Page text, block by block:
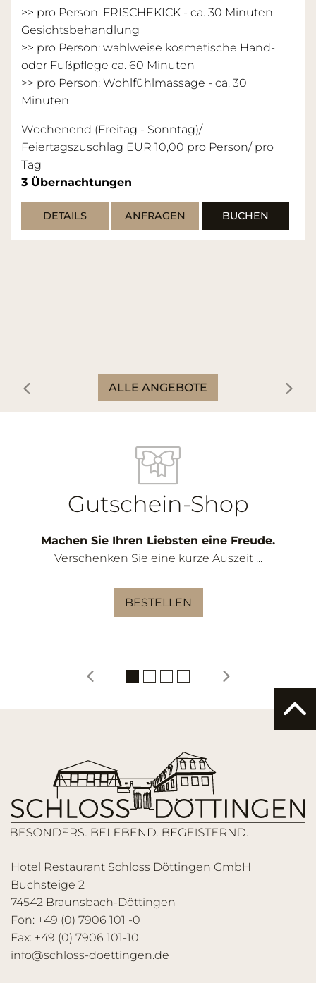
>> pro Person: FRISCHEKICK - ca. 30 Minuten
Gesichtsbehandlung
>> pro Person: wahlweise kosmetische Hand-
oder Fußpflege ca. 60 Minuten
>> pro Person: Wohlfühlmassage - ca. 30
Minuten
Wochenend (Freitag - Sonntag)/
Feiertagszuschlag EUR 10,00 pro Person/ pro
Tag
3 Übernachtungen
DETAILS ANFRAGEN BUCHEN
ALLE ANGEBOTE
Gutschein-Shop
Machen Sie Ihren Liebsten eine Freude.
Verschenken Sie eine kurze Auszeit ...
BESTELLEN
Hotel Restaurant Schloss Döttingen GmbH
Buchsteige 2
74542 Braunsbach-Döttingen
Fon: +49 (0) 7906 101 -0
Fax: +49 (0) 7906 101-10
info@schloss-doettingen.de